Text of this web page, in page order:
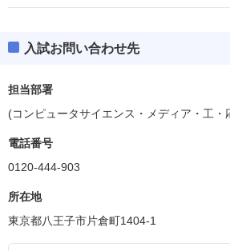
入試お問い合わせ先
担当部署
(コンピュータサイエンス・メディア・工・
電話番号
0120-444-903
所在地
東京都八王子市片倉町1404-1